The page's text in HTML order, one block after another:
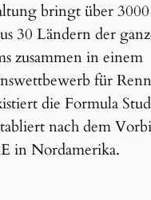
bringt über 3000
30 Ländern der
zusammen in einem
für
die Formula
nach dem
in Nordamerika.